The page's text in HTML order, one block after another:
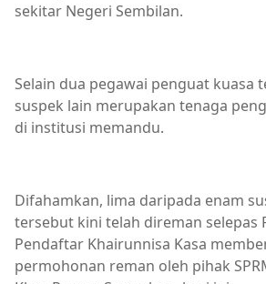
sekitar Negeri Sembilan.
Selain dua pegawai penguat kuasa
suspek lain merupakan tenaga
di institusi memandu.
Difahamkan, lima daripada enam
tersebut kini telah direman selepas
Pendaftar Khairunnisa Kasa
permohonan reman oleh pihak